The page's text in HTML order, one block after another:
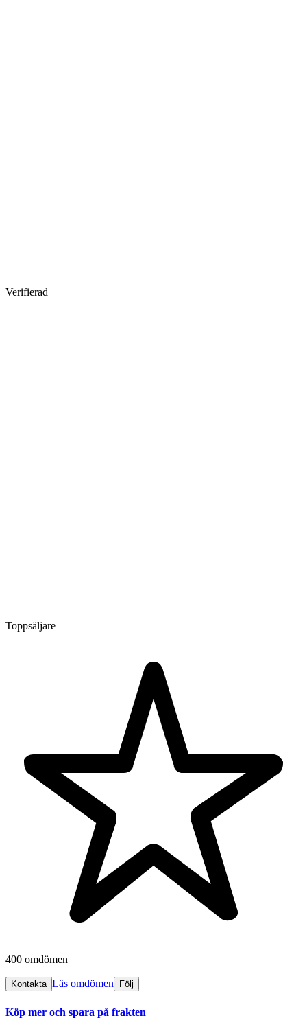
Verifierad
Toppsäljare
400 omdömen
Kontakta Läs omdömen Följ
Köp mer och spara på frakten